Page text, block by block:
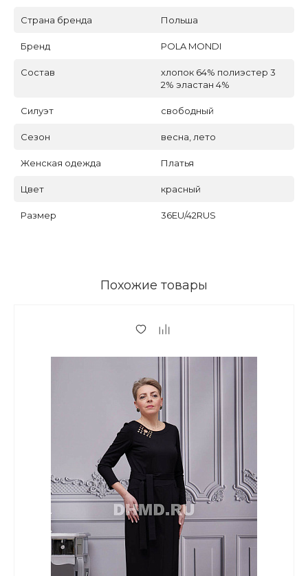
Страна бренда Польша
Бренд POLA MONDI
Состав
хлопок 64% полиэстер 3
2% эластан 4%
Силуэт свободный
Сезон весна, лето
Женская одежда Платья
Цвет красный
Размер 36EU/42RUS
Похожие товары